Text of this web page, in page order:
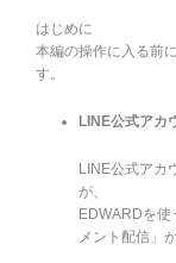
はじめに
本編の操作に入る前
す。
LINE公式アカ
LINE公式アカ
が、
EDWARDを使
メント配信」